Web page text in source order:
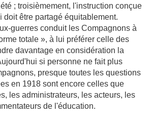
; troisièmement, l'instruction conçue
doit être partagé équitablement.
guerres conduit les Compagnons à
totale », à lui préférer celle des
davantage en considération la
si personne ne fait plus
presque toutes les questions
en 1918 sont encore celles que
les administrateurs, les acteurs, les
de l'éducation.